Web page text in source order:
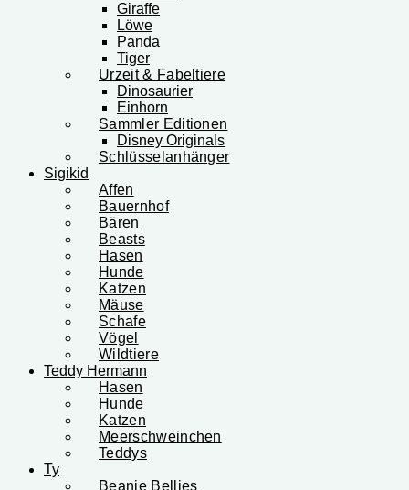
Giraffe
Löwe
Panda
Tiger
Urzeit & Fabeltiere
Dinosaurier
Einhorn
Sammler Editionen
Disney Originals
Schlüsselanhänger
Sigikid
Affen
Bauernhof
Bären
Beasts
Hasen
Hunde
Katzen
Mäuse
Schafe
Vögel
Wildtiere
Teddy Hermann
Hasen
Hunde
Katzen
Meerschweinchen
Teddys
Ty
Beanie Bellies